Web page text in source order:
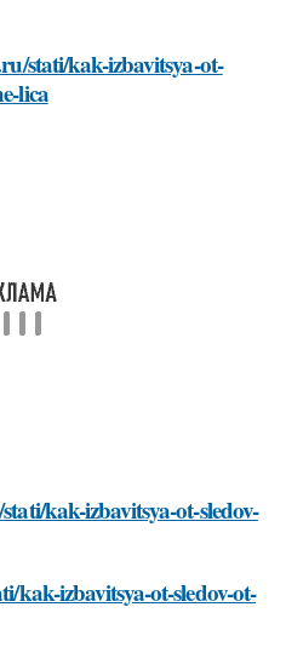
stati/kak-izbavitsya-ot-
lica
kak-izbavitsya-ot-sledov-
kak-izbavitsya-ot-sledov-ot-